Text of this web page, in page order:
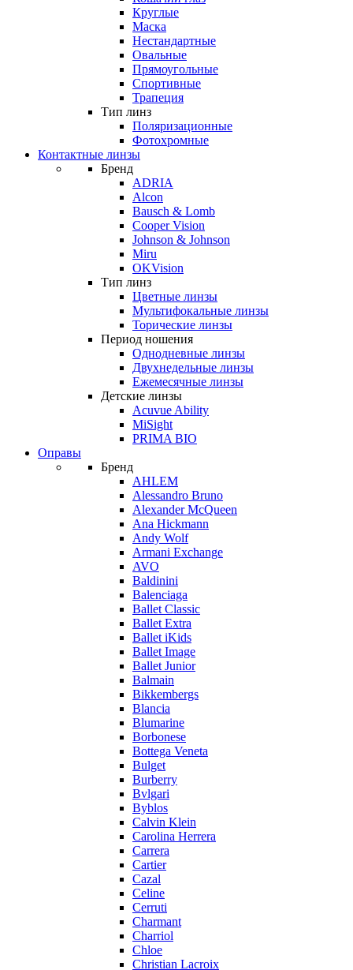
Круглые
Маска
Нестандартные
Овальные
Прямоугольные
Спортивные
Трапеция
Тип линз
Поляризационные
Фотохромные
Контактные линзы
Бренд
ADRIA
Alcon
Bausch & Lomb
Cooper Vision
Johnson & Johnson
Miru
OKVision
Тип линз
Цветные линзы
Мультифокальные линзы
Торические линзы
Период ношения
Однодневные линзы
Двухнедельные линзы
Ежемесячные линзы
Детские линзы
Acuvue Ability
MiSight
PRIMA BIO
Оправы
Бренд
AHLEM
Alessandro Bruno
Alexander McQueen
Ana Hickmann
Andy Wolf
Armani Exchange
AVO
Baldinini
Balenciaga
Ballet Classic
Ballet Extra
Ballet iKids
Ballet Image
Ballet Junior
Balmain
Bikkembergs
Blancia
Blumarine
Borbonese
Bottega Veneta
Bulget
Burberry
Bvlgari
Byblos
Calvin Klein
Carolina Herrera
Carrera
Cartier
Cazal
Celine
Cerruti
Charmant
Charriol
Chloe
Christian Lacroix